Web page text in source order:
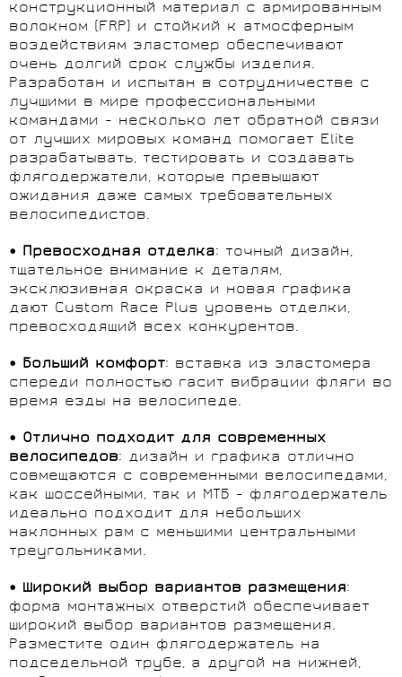
конструкционный материал с армированным
волокном (FRP) и стойкий к атмосферным
воздействиям эластомер обеспечивают
очень долгий срок службы изделия.
Разработан и испытан в сотрудничестве с
лучшими в мире профессиональными
командами - несколько лет обратной связи
от лучших мировых команд помогает Elite
разрабатывать, тестировать и создавать
флягодержатели, которые превышают
ожидания даже самых требовательных
велосипедистов.
• Превосходная отделка: точный дизайн,
тщательное внимание к деталям,
эксклюзивная окраска и новая графика
дают Custom Race Plus уровень отделки,
превосходящий всех конкурентов.
• Больший комфорт: вставка из эластомера
спереди полностью гасит вибрации фляги во
время езды на велосипеде.
• Отлично подходит для современных
велосипедов: дизайн и графика отлично
совмещаются с современными велосипедами,
как шоссейными, так и МТБ - флягодержатель
идеально подходит для небольших
наклонных рам с меньшими центральными
треугольниками.
• Широкий выбор вариантов размещения:
форма монтажных отверстий обеспечивает
широкий выбор вариантов размещения.
Разместите один флягодержатель на
подседельной трубе, а другой на нижней,